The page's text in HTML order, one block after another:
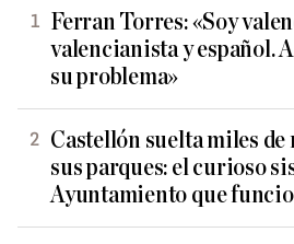
Ferran Torres: «Soy
valencianista y español.
su problema»
Castellón suelta miles
sus parques: el curioso
Ayuntamiento que